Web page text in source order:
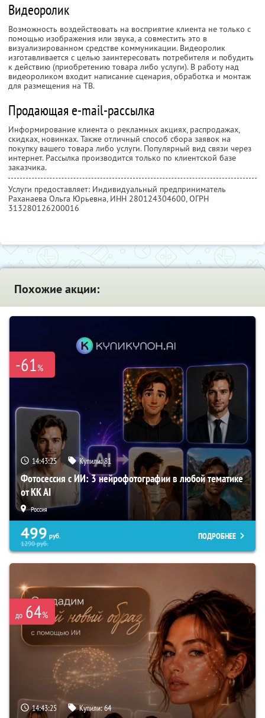
Видеоролик
Возможность воздействовать на восприятие клиента не только с
помощью изображения или звука, а совместить это в
визуализированном средстве коммуникации. Видеоролик
изготавливается с целью заинтересовать потребителя и побудить
к действию (приобретению товара либо услуги). В работу над
видеороликом входит написание сценария, обработка и монтаж
для размещения на ТВ.
Продающая e-mail-рассылка
Информирование клиента о рекламных акциях, распродажах,
скидках, новинках. Также отличный способ сбора заявок на
покупку вашего товара либо услуги. Популярный вид связи через
интернет. Рассылка производится только по клиентской базе
заказчика.
Услуги предоставляет: Индивидуальный предприниматель
Раханаева Ольга Юрьевна, ИНН 280124304600, ОГРН
313280126200016
Похожие акции:
-61%
14:43:24 Купили:81
Фотосессия с ИИ: 3 нейрофотографии в любой тематике
от KK AI
Россия
499 руб.
1290руб.
ПОДРОБНЕЕ
до 64%
14:43:24 Купили:64